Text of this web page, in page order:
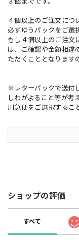
４個以上のご注文につ
必ずゆうパックをご選
もし４個以上のご注文
は、ご確認や金額相違
ただくこととなります
※レターパックで送付
しわがよること等が考
川急便をご選択するこ
ショップの評価
すべて